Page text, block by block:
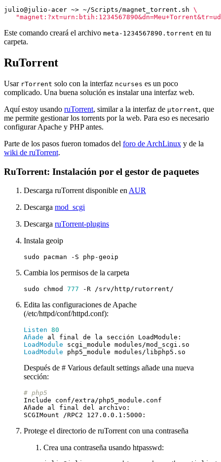
julio@julio-acer ~> ~/Scripts/magnet_torrent.sh
Este comando creará el archivo meta-1234567890.torrent en tu
carpeta.
RuTorrent
Usar rTorrent solo con la interfaz ncurses es un poco
complicado. Una buena solución es instalar una interfaz web.
Aquí estoy usando ruTorrent, similar a la interfaz de µtorrent, que
me permite gestionar los torrents por la web. Para eso es necesario
configurar Apache y PHP antes.
Parte de los pasos fueron tomados del foro de ArchLinux y de la
wiki de ruTorrent.
RuTorrent: Instalación por el gestor de paquetes
Descarga ruTorrent disponible en AUR
Descarga mod_scgi
Descarga ruTorrent-plugins
Instala geoip
Cambia los permisos de la carpeta
sudo chmod 777
Edita las configuraciones de Apache
(/etc/httpd/conf/httpd.conf):
Listen 80
Añade
LoadModule
LoadModule
Después de # Various default settings añade una nueva
sección:
# php5
Protege el directorio de ruTorrent con una contraseña
Crea una contraseña usando htpasswd: